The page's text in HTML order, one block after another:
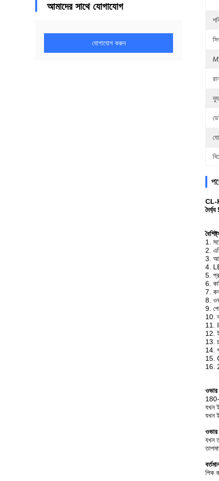
আমাদের সাথে যোগাযোগ
যোগাযোগ করুন
CL-
1.
2.
3.
4.
5.
6.
7.
8.
9.
10.
11.
12.
13.
14.
15.
16. 2
ওভার
180-
যখন
যখন
ওভার
যখন
পিক